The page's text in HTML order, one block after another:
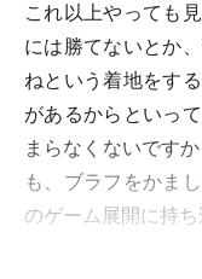
これ以上やっても
には勝てないとか
ねという着地をす
があるからといっ
まらなくないです
も、ブラフをかま
のゲーム展開に持ち